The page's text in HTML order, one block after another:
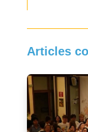
Articles